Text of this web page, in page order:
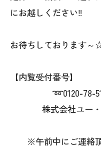
にお越しください‼
お待ちしております～
【内覧受付番号】
➿0120-78-
株式会社ユー・
※午前中にご連絡頂